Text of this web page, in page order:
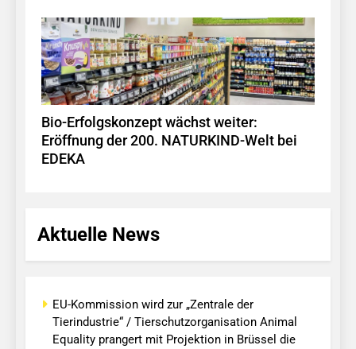
Bio-Erfolgskonzept wächst weiter:
Eröffnung der 200. NATURKIND-Welt bei
EDEKA
Aktuelle News
EU-Kommission wird zur „Zentrale der
Tierindustrie“ / Tierschutzorganisation Animal
Equality prangert mit Projektion in Brüssel die